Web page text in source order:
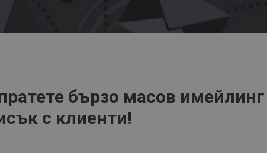
бързо масов
с клиенти!